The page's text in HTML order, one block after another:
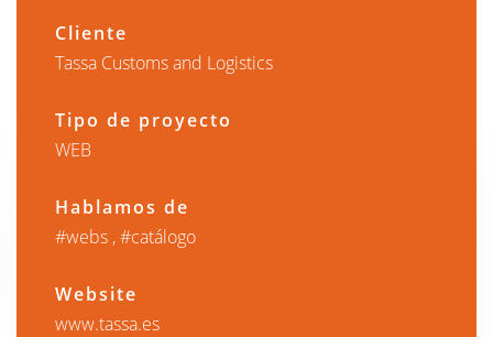
Cliente
Tassa Customs and Logistics
Tipo de proyecto
WEB
Hablamos de
webs
catálogo
Website
www.tassa.es